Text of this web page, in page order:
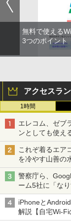
無料で使える
3つのポイント
アクセスラ
1時間
エレコム、ゼブ
ンとしても使え
も、持ち替えず
これぞ着るエア
を冷やす山善の
ち・ざ・ろーど
警察庁ら、
ーム5社に「な
真や映像を使っ
iPhoneと
解説【自宅Wi-Fi